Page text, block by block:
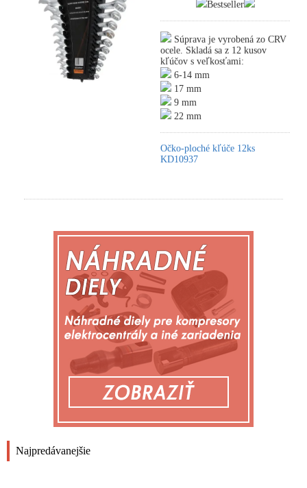
Najpredávanejšie
Bestseller
Súprava je vyrobená zo CRV
ocele. Skladá sa z 12 kusov
kľúčov s veľkosťami:
6-14 mm
17 mm
9 mm
22 mm
Očko-ploché kľúče 12ks
KD10937